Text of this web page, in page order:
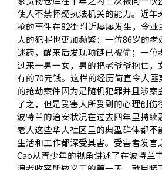
使人不禁怀疑执法机关的能力。近年
抢的事件在82街附近屡屡发生，令
人的犯罪也更加频繁：一位86岁的
迷药，醒来后发现项链已被偷；一位
过来一男一女，男的把老爷爷抱住，
有的70元钱。这样的经历简直令人匪
的抢劫案件因为是随机犯罪并且涉案
了之，但是受害人所受到的心理创伤
波特兰的治安状况在过去四年里持续
老人这些华人社区里的典型群体都不
生活和工作都深受其害。受害者发言
Cao从青少年的视角讲述了在波特兰